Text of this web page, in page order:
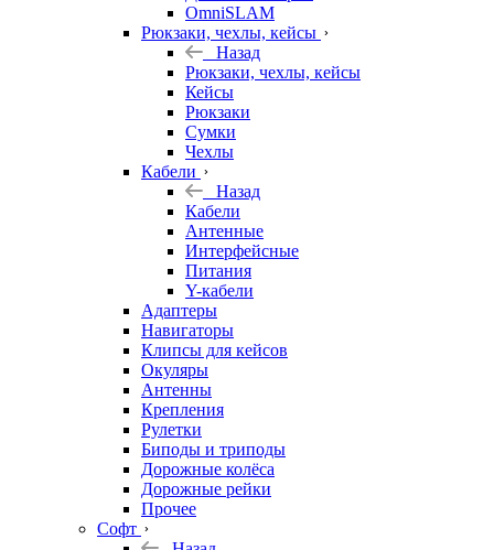
OmniSLAM
Рюкзаки, чехлы, кейсы
Назад
Рюкзаки, чехлы, кейсы
Кейсы
Рюкзаки
Сумки
Чехлы
Кабели
Назад
Кабели
Антенные
Интерфейсные
Питания
Y-кабели
Адаптеры
Навигаторы
Клипсы для кейсов
Окуляры
Антенны
Крепления
Рулетки
Биподы и триподы
Дорожные колёса
Дорожные рейки
Прочее
Софт